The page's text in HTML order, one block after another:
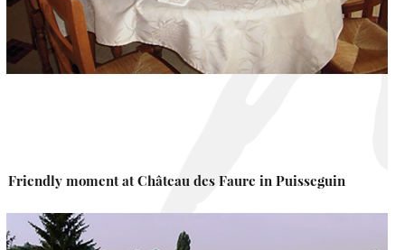
Friendly moment at Château des Faure in Puisseguin